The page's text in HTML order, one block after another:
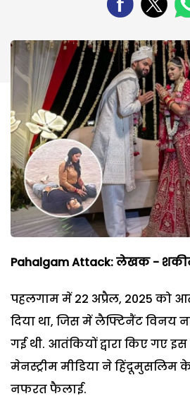
Pahalgam Attack: लेखक -
पहलगाम में 22 अप्रैल, 2025 को
दिया था, जिस में लैफ्टिनैंट विनय
गई थी. आतंकियों द्वारा किए गए
मेनस्ट्रीम मीडिया ने
नफरत फैलाई.